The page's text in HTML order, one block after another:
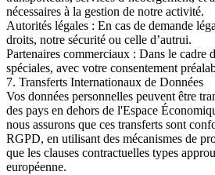
nécessaires à la gestion de notre activité.
Autorités légales : En cas de demande
droits, notre sécurité ou celle d’autrui.
Partenaires commerciaux : Dans le cadre
spéciales, avec votre consentement
7. Transferts Internationaux de Données
Vos données personnelles peuvent être
des pays en dehors de l'Espace
nous assurons que ces transferts sont
RGPD, en utilisant des mécanismes de
que les clauses contractuelles types
européenne.